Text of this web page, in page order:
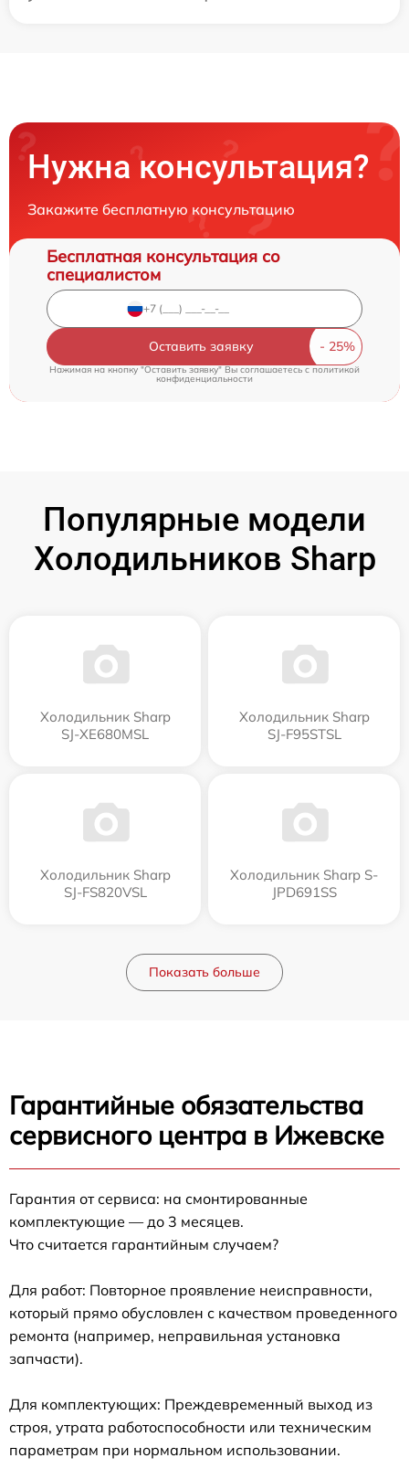
Нужна консультация?
Закажите бесплатную консультацию
Бесплатная консультация со
специалистом
Оставить заявку
Нажимая на кнопку "Оставить заявку" Вы соглашаетесь cполитикой
конфиденциальности
Популярные модели
Холодильников Sharp
Холодильник Sharp
SJ-XE680MSL
Холодильник Sharp
SJ-F95STSL
Холодильник Sharp
SJ-FS820VSL
Холодильник Sharp S-
JPD691SS
Показать больше
Гарантийные обязательства
сервисного центра в Ижевске
Гарантия от сервиса: на смонтированные
комплектующие — до 3 месяцев.
Что считается гарантийным случаем?
Для работ: Повторное проявление неисправности,
который прямо обусловлен с качеством проведенного
ремонта (например, неправильная установка
запчасти).
Для комплектующих: Преждевременный выход из
строя, утрата работоспособности или техническим
параметрам при нормальном использовании.